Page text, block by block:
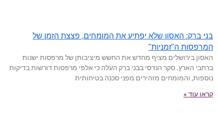
בני ברק: האסון שלא יפתיע את המומחים, פצצת הזמן של
המרפסות ה"זמניות"
האסון בירושלים מציף מחדש את החשש מיציבותן של מרפסות ישנות
ברחבי הארץ. סקר הנדסי בבני ברק העלה כי אלפי מרפסות דורשות בדיקות
נוספות, והמומחים מזהירים מפני סכנה בטיחותית
קראו עוד »